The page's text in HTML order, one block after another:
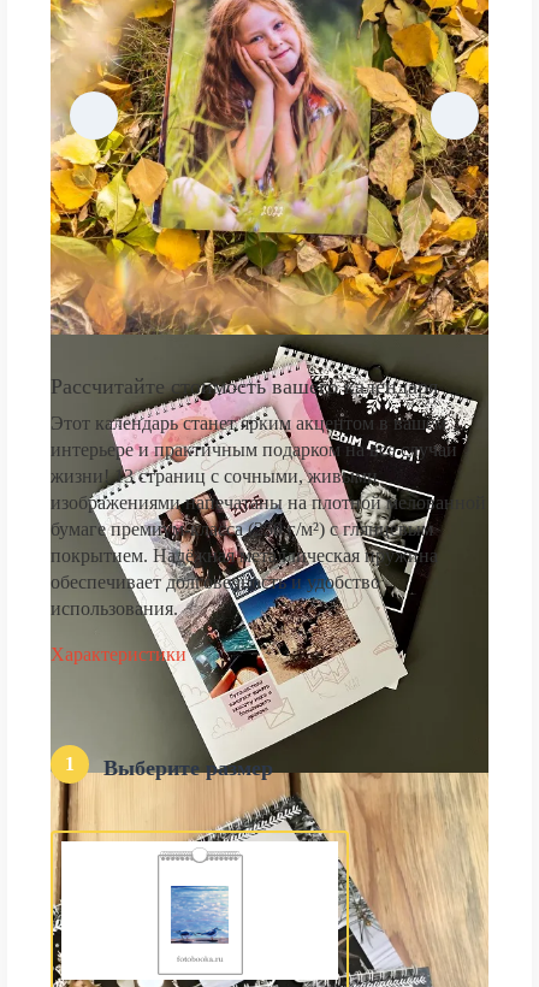
Рассчитайте стоимость вашего календаря
Этот календарь станет ярким акцентом в вашем
интерьере и практичным подарком на все случаи
жизни! 13 страниц с сочными, живыми
изображениями напечатаны на плотной мелованной
бумаге премиум-класса (250 г/м²) с глянцевым
покрытием. Надёжная металлическая пружина
обеспечивает долговечность и удобство
использования.
Характеристики
1 Выберите размер